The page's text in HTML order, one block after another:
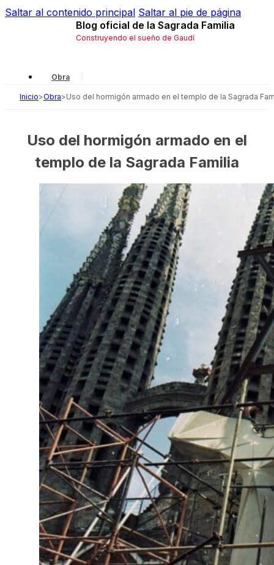
Saltar al contenido principal Saltar al pie de página
Blog oficial de la Sagrada Familia
Construyendo el sueño de Gaudí
Obra
Gaudí
Historia
Simbología
Inicio>Obra>Uso del hormigón armado en el templo de la Sagrada
Uso del hormigón armado en el
templo de la Sagrada Familia